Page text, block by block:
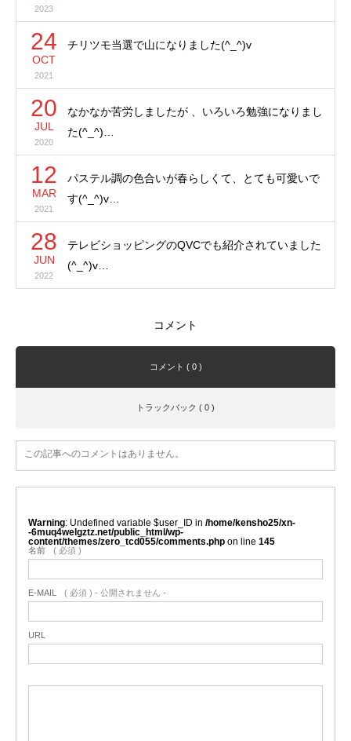
2023
24
OCT
2021
チリツモ当選で山になりました(^_^)v
20
JUL
2020
なかなか苦労しましたが 、いろいろ勉強になりまし
た(^_^)…
12
MAR
2021
パステル調の色合いが春らしくて、とても可愛いで
す(^_^)v…
28
JUN
2022
テレビショッピングのQVCでも紹介されていました
(^_^)v…
コメント
コメント ( 0 )
トラックバック ( 0 )
この記事へのコメントはありません。
Warning : Undefined variable $user_ID in /home/kensho25/xn-
-6muq4welgztz.net/public_html/wp-
content/themes/zero_tcd055/comments.php on line 145
名前 ( 必須 )
E-MAIL ( 必須 ) - 公開されません -
URL